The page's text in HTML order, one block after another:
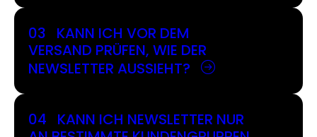
03
KANN ICH VOR DEM
VERSAND PRÜFEN, WIE DER
NEWSLETTER AUSSIEHT?
04
KANN ICH NEWSLETTER NUR